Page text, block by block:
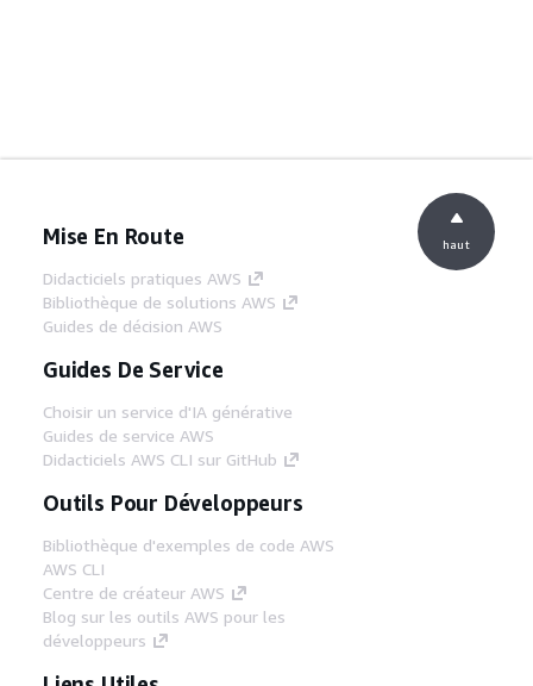
Mise En Route
Didacticiels pratiques AWS
Bibliothèque de solutions AWS
Guides de décision AWS
Guides De Service
Choisir un service d'IA générative
Guides de service AWS
Didacticiels AWS CLI sur GitHub
Outils Pour Développeurs
Bibliothèque d'exemples de code AWS
AWS CLI
Centre de créateur AWS
Blog sur les outils AWS pour les
développeurs
haut